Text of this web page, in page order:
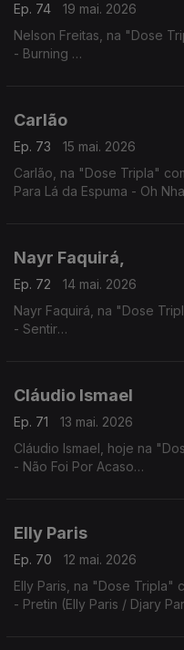
Ep. 74
19 mai. 2026
Nelson Freitas, na "Dose
- Burning
Carlão
Ep. 73
15 mai. 2026
Carlão, na "Dose Tripla"
Para Lá da Espuma - Oh
Nayr Faquirá,
Ep. 72
14 mai. 2026
Nayr Faquirá, na "Dose
- Sentir
Cláudio Ismael
Ep. 71
13 mai. 2026
Cláudio Ismael, hoje na
- Não Foi Por Acaso
Elly Paris
Ep. 70
12 mai. 2026
Elly Paris, na "Dose Tripla"
- Pretin (Elly Paris / Djary